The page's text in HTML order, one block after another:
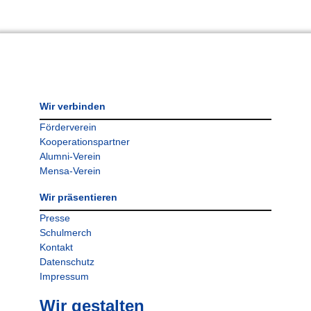
Wir verbinden
Förderverein
Kooperationspartner
Alumni-Verein
Mensa-Verein
Wir präsentieren
Presse
Schulmerch
Kontakt
Datenschutz
Impressum
Wir gestalten